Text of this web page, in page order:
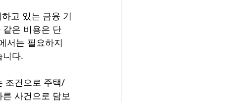
고 있는 금융 기
은 비용은 단
서는 필요하지
니다.
조건으로 주택/
사건으로 담보